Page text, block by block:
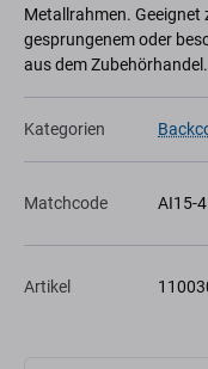
Metallrahmen.
gesprungenem oder
aus dem Zubehörhandel.
Kategorien
Matchcode AI15-
Artikel